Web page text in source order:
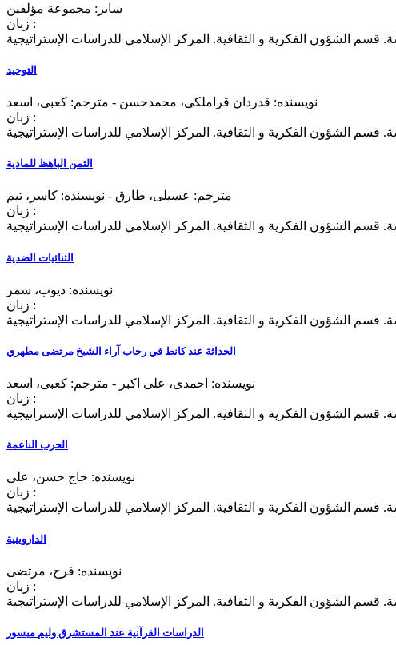
سایر: مجموعة مؤلفين
زبان :
قسم الشؤون الفکرية و الثقافية. المرکز الإسلامي للدراسات الإستراتيجية
التوحید
نویسنده: قدردان قراملکی، محمدحسن - مترجم: كعبی، اسعد
زبان :
قسم الشؤون الفکرية و الثقافية. المرکز الإسلامي للدراسات الإستراتيجية
الثمن الباهظ للمادية
مترجم: عسیلی، طارق - نویسنده: کاسر، تیم
زبان :
قسم الشؤون الفکرية و الثقافية. المرکز الإسلامي للدراسات الإستراتيجية
الثنائیات الضدیة
نویسنده: دیوب، سمر
زبان :
قسم الشؤون الفکرية و الثقافية. المرکز الإسلامي للدراسات الإستراتيجية
الحداثة عند کانط في رحاب آراء الشیخ مرتضی مطهري
نویسنده: احمدی، علی‌ اکبر - مترجم: كعبی، اسعد
زبان :
قسم الشؤون الفکرية و الثقافية. المرکز الإسلامي للدراسات الإستراتيجية
الحرب الناعمة
نویسنده: حاج حسن، علی
زبان :
قسم الشؤون الفکرية و الثقافية. المرکز الإسلامي للدراسات الإستراتيجية
الداروینیة
نویسنده: فرج، مرتضی
زبان :
قسم الشؤون الفکرية و الثقافية. المرکز الإسلامي للدراسات الإستراتيجية
الدراسات القرآنیة عند المستشرق ولیم میسور